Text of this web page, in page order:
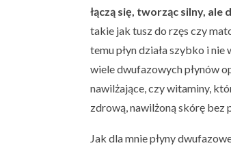
łączą się, tworząc silny,
takie jak tusz do rzęs czy
temu płyn działa szybko i
wiele dwufazowych płynów
nawilżające, czy witaminy,
zdrową, nawilżoną skórę bez
Jak dla mnie płyny